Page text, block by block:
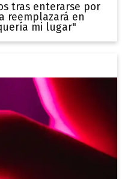
tras enterarse por
reemplazará en
mi lugar"